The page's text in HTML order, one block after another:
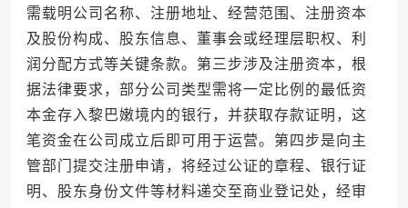
需载明公司名称、注册地址、经营范围、注册资本
及股份构成、股东信息、董事会或经理层职权、利
润分配方式等关键条款。第三步涉及注册资本，根
据法律要求，部分公司类型需将一定比例的最低资
本金存入黎巴嫩境内的银行，并获取存款证明，这
笔资金在公司成立后即可用于运营。第四步是向主
管部门提交注册申请，将经过公证的章程、银行证
明、股东身份文件等材料递交至商业登记处，经审